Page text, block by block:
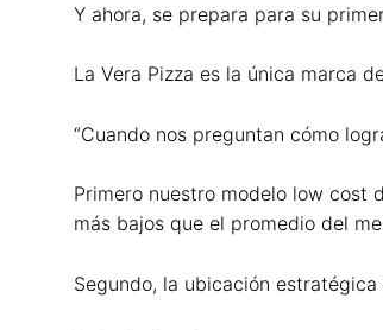
Y ahora, se prepara para su
La Vera Pizza es la única marca
“Cuando nos preguntan cómo
Primero nuestro modelo low cost
más bajos que el promedio del
Segundo, la ubicación